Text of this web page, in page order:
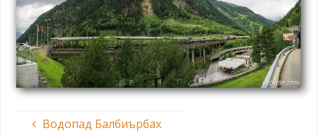
Водопад Балбиърбах